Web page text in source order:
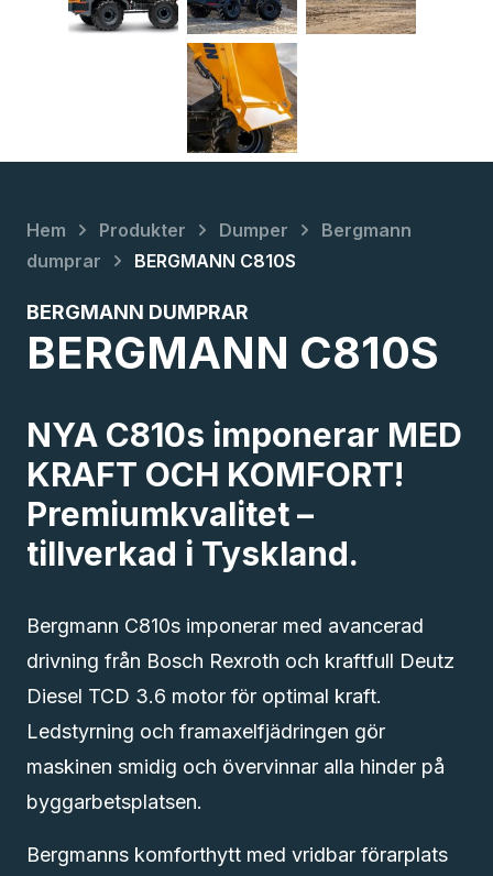
Hem chevron_right Produkter chevron_right Dumper chevron_right
Bergmann
dumprar
chevron_right BERGMANN C810S
BERGMANN DUMPRAR
BERGMANN C810S
NYA C810s imponerar MED
KRAFT OCH KOMFORT!
Premiumkvalitet –
tillverkad i Tyskland.
Bergmann C810s imponerar med avancerad
drivning från Bosch Rexroth och kraftfull Deutz
Diesel TCD 3.6 motor för optimal kraft.
Ledstyrning och framaxelfjädringen gör
maskinen smidig och övervinnar alla hinder på
byggarbetsplatsen.
Bergmanns komforthytt med vridbar förarplats